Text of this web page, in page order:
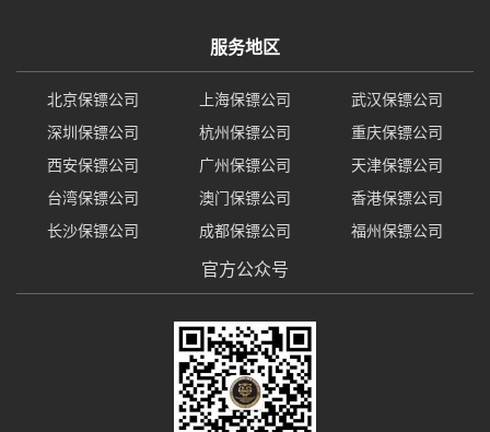
服务地区
北京保镖公司 上海保镖公司
武汉保镖公司
深圳保镖公司
杭州保镖公司
重庆保镖公司
西安保镖公司
广州保镖公司
天津保镖公司
台湾保镖公司
澳门保镖公司
香港保镖公司
长沙保镖公司
成都保镖公司 福州保镖公司
官方公众号